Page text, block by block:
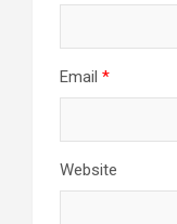
Email *
Website